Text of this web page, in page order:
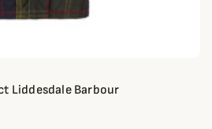
Liddesdale Barbour